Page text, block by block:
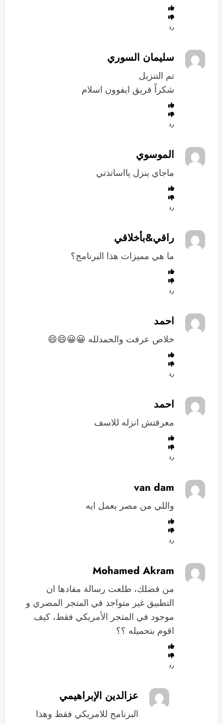
رد
سليمان السوري
تم التنزيل
شكراً فريق ايفوون اسلام
رد
الموسوي
ماجاي ينزل يااساتذتي
رد
راقي&بأخلاقي
ما هي مميزات هذا البرنامج؟
رد
احمد
خلاص عرفت والحمدلله 😀😀😄😄
رد
احمد
معرفتش انزله للاسف
رد
van dam
واللي من مصر يعمل ايه
رد
Mohamed Akram
من فضلك، طلعت رسالة مفادها ان
التطبيق غير متواجد في المتجر المصري و
موجود في المتجر الأمريكي فقط، كيف
اقوم بتحميله ؟؟
رد
عزالدين الإبراهيمي
البرنامج للامريكي فقط وهذا